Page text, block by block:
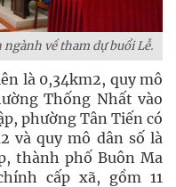
ngành về tham dự buổi Lễ.
là 0,34km2, quy mô
Thống Nhất vào
phường Tân Tiến có
và quy mô dân số là
thành phố Buôn Ma
cấp xã, gồm 11